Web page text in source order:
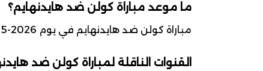
ما موعد مباراة كولن ضد هايدنهايم؟
مباراة كولن ضد هايدنهايم في يوم 2026-05-10 ضمن بطولة الدوري الألماني (البوندسليغا)
القنوات الناقلة لمباراة كولن ضد